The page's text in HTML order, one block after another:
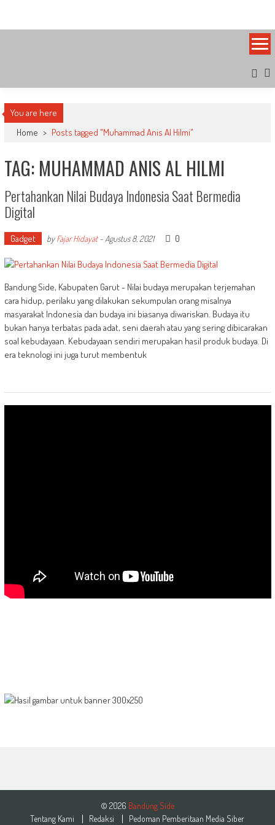
content
You are here
Home > Posts tagged "Muhammad Anis Al Hilmi"
TAG: MUHAMMAD ANIS AL HILMI
Pertahankan Nilai Budaya Indonesia Saat Bermedia
Digital
Gadget byFajar Hidayat- Agustus 8, 2021 0
Bandung Side, Kabupaten Garut - Nilai budaya merupakan terjemahan
cara hidup, perilaku yang dilakukan sekumpulan orang misalnya
masyarakat Indonesia dan budaya ini biasanya diwariskan. Budaya itu
bukan hanya terbatas pada adat, seni daerah atau yang sering dibicarakan
soal kebudayaan. Kebudayaan sendiri merupakan hasil produk budaya. Di
era teknologi ini juga turut membentuk
© 2026 Bandung Side
Tentang Kami
Redaksi Pedoman Pemberitaan Media Siber